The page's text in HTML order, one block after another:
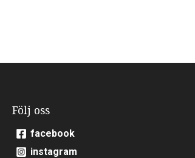
Följ oss
facebook
instagram